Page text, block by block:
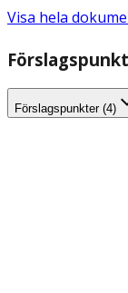
Visa hela
Förslagspunkter (4)